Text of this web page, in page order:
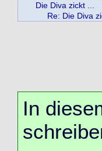
Die Diva zickt ...
Re: Die Diva
In